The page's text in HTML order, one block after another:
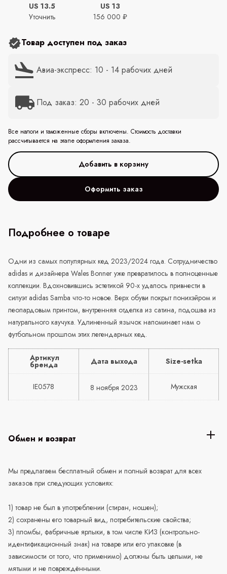
US 13.5
Уточнить
US 13
156 000 ₽
Товар доступен под заказ
Авиа-экспресс: 10 - 14 рабочих дней
Под заказ: 20 - 30 рабочих дней
Все налоги и таможенные сборы включены. Стоимость доставки
рассчитывается на этапе оформления заказа.
Оформить заказ
Подробнее о товаре
Одни из самых популярных кед 2023/2024 года. Сотрудничество
adidas и дизайнера Wales Bonner уже превратилось в полноценные
коллекции. Вдохновившись эстетикой 90-х удалось привнести в
силуэт adidas Samba что-то новое. Верх обуви покрыт понихэйром и
леопардовым принтом, внутренняя отделка из сатина, подошва из
натурального каучука. Удлиненный язычок напоминает нам о
футбольном прошлом этих легендарных кед.
Артикул
бренда Дата выхода Size-setka
IE0578 8 ноября 2023 Мужская
Обмен и возврат
Мы предлагаем бесплатный обмен и полный возврат для всех
заказов при следующих условиях:
1) товар не был в употреблении (стиран, ношен);
2) сохранены его товарный вид, потребительские свойства;
3) пломбы, фабричные ярлыки, в том числе КИЗ (контрольно-
идентификационный знак) на товаре или его упаковке (в
зависимости от того, что применимо) должны быть целыми, не
мятыми и не повреждёнными.